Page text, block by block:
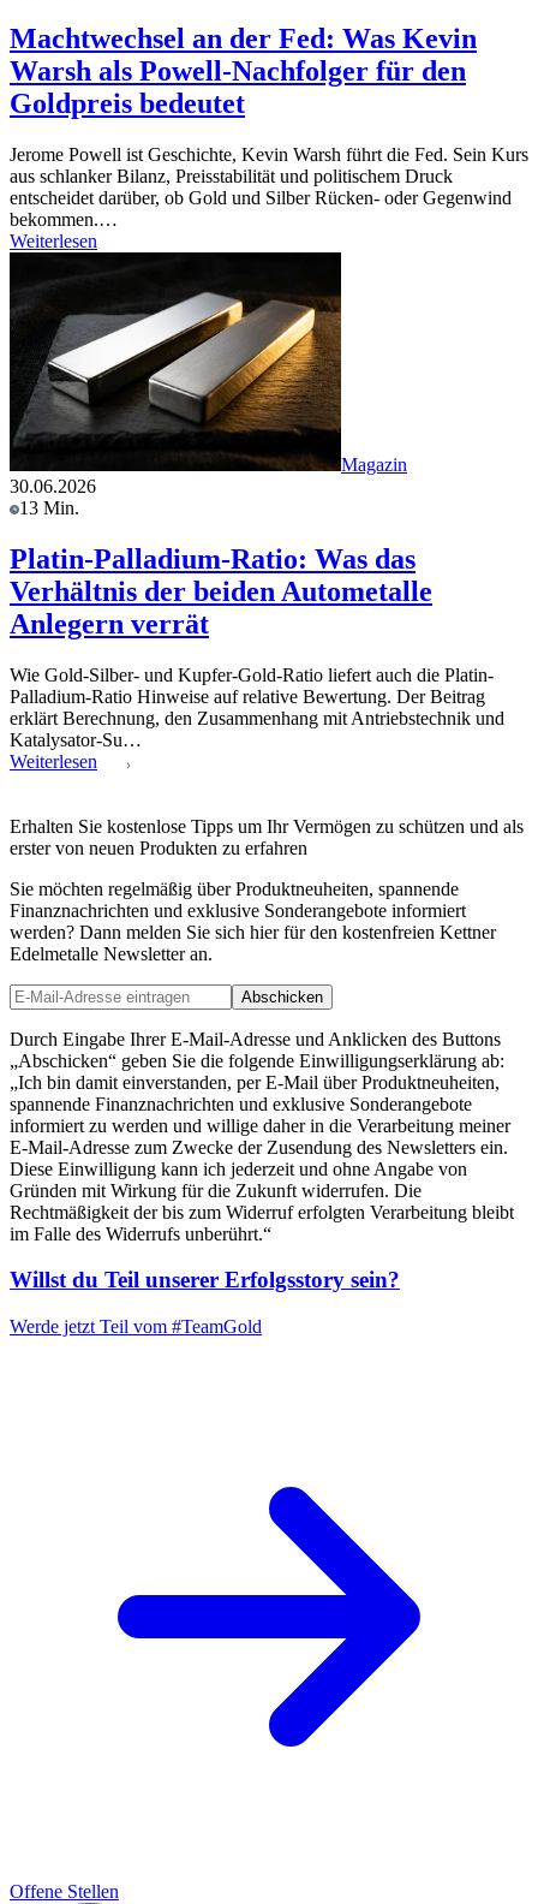
Machtwechsel an der Fed: Was Kevin
Warsh als Powell-Nachfolger für den
Goldpreis bedeutet
Jerome Powell ist Geschichte, Kevin Warsh führt die Fed. Sein Kurs
aus schlanker Bilanz, Preisstabilität und politischem Druck
entscheidet darüber, ob Gold und Silber Rücken- oder Gegenwind
bekommen.…
Weiterlesen
Magazin
30.06.2026
13 Min.
Platin-Palladium-Ratio: Was das
Verhältnis der beiden Autometalle
Anlegern verrät
Wie Gold-Silber- und Kupfer-Gold-Ratio liefert auch die Platin-
Palladium-Ratio Hinweise auf relative Bewertung. Der Beitrag
erklärt Berechnung, den Zusammenhang mit Antriebstechnik und
Katalysator-Su…
Weiterlesen
Erhalten Sie kostenlose Tipps um Ihr Vermögen zu schützen und als
erster von neuen Produkten zu erfahren
Sie möchten regelmäßig über Produktneuheiten, spannende
Finanznachrichten und exklusive Sonderangebote informiert
werden? Dann melden Sie sich hier für den kostenfreien Kettner
Edelmetalle Newsletter an.
Abschicken
Durch Eingabe Ihrer E-Mail-Adresse und Anklicken des Buttons
„Abschicken“ geben Sie die folgende Einwilligungserklärung ab:
„Ich bin damit einverstanden, per E-Mail über Produktneuheiten,
spannende Finanznachrichten und exklusive Sonderangebote
informiert zu werden und willige daher in die Verarbeitung meiner
E-Mail-Adresse zum Zwecke der Zusendung des Newsletters ein.
Diese Einwilligung kann ich jederzeit und ohne Angabe von
Gründen mit Wirkung für die Zukunft widerrufen. Die
Rechtmäßigkeit der bis zum Widerruf erfolgten Verarbeitung bleibt
im Falle des Widerrufs unberührt.“
Willst du Teil unserer Erfolgsstory sein?
Werde jetzt Teil vom #TeamGold
Offene Stellen